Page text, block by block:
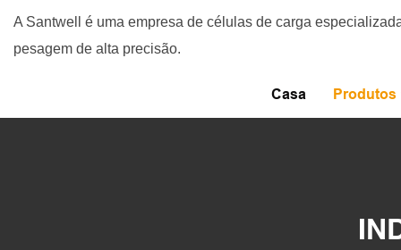
A Santwell é uma empresa de células de carga
pesagem de alta precisão.
Casa Produtos